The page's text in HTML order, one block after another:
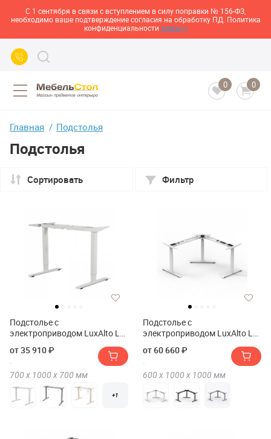
С 1 сентября в связи с вступлением в силу поправки № 156-ФЗ,
необходимо ваше подтверждение согласия на обработку ПД. Политика
конфиденциальности здесь>>
0 0
Главная Подстолья
Подстолья
Сортировать Фильтр
Подстолье с
электроприводом LuxAlto LA-
от 35 910 ₽
700 х 1000 х 700 мм
+1
Подстолье с
электроприводом LuxAlto LA-
от 60 660 ₽
600 х 1000 х 1000 мм